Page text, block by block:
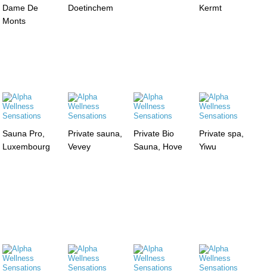
Dame De
Monts
Doetinchem
Kermt
Sauna Pro,
Luxembourg
Private sauna,
Vevey
Private Bio
Sauna, Hove
Private spa,
Yiwu